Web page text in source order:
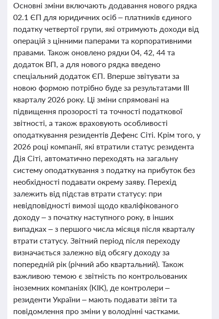
Основні зміни включають додавання нового рядка
02.1 ЄП для юридичних осіб – платників єдиного
податку четвертої групи, які отримують доходи від
операцій з цінними паперами та корпоративними
правами. Також оновлено рядки 04, 42, 44 та
додаток ВП, а для нового рядка введено
спеціальний додаток ЄП. Вперше звітувати за
новою формою потрібно буде за результатами ІІІ
кварталу 2026 року. Ці зміни спрямовані на
підвищення прозорості та точності податкової
звітності, а також враховують особливості
оподаткування резидентів Дефенс Сіті. Крім того, у
2026 році компанії, які втратили статус резидента
Дія Сіті, автоматично переходять на загальну
систему оподаткування з податку на прибуток без
необхідності подавати окрему заяву. Перехід
залежить від підстав втрати статусу: при
невідповідності вимозі щодо кваліфікованого
доходу – з початку наступного року, в інших
випадках – з першого числа місяця після кварталу
втрати статусу. Звітний період після переходу
визначається залежно від обсягу доходу за
попередній рік (річний або квартальний). Також
важливою темою є звітність по контрольованих
іноземних компаніях (КІК), де контролери –
резиденти України – мають подавати звіти та
повідомлення про зміни у володінні частками.